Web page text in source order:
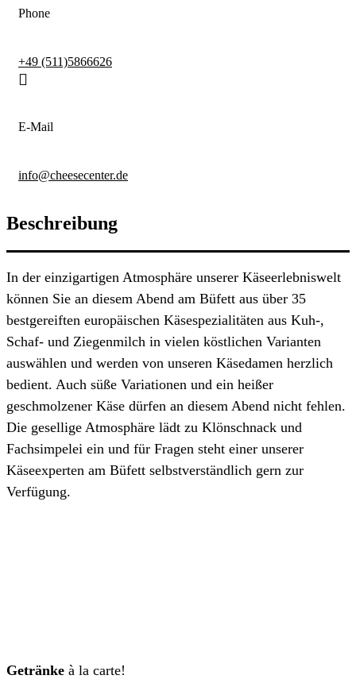
Phone
+49 (511)5866626
E-Mail
info@cheesecenter.de
Beschreibung
In der einzigartigen Atmosphäre unserer Käseerlebniswelt
können Sie an diesem Abend am Büfett aus über 35
bestgereiften europäischen Käsespezialitäten aus Kuh-,
Schaf- und Ziegenmilch in vielen köstlichen Varianten
auswählen und werden von unseren Käsedamen herzlich
bedient. Auch süße Variationen und ein heißer
geschmolzener Käse dürfen an diesem Abend nicht fehlen.
Die gesellige Atmosphäre lädt zu Klönschnack und
Fachsimpelei ein und für Fragen steht einer unserer
Käseexperten am Büfett selbstverständlich gern zur
Verfügung.
Getränke à la carte!